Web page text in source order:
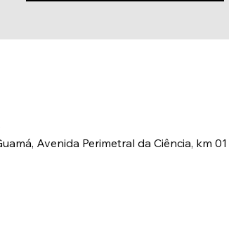
Avenida Perimetral da Ciência, km